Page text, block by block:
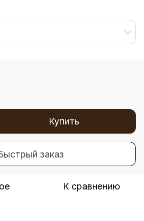
Купить
заказ
К сравнению